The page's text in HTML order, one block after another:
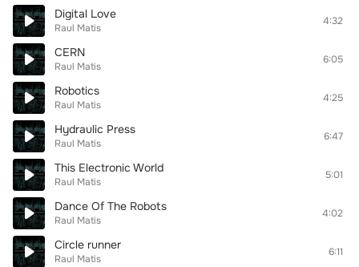
Digital Love
Raul Matis
4:32
CERN
Raul Matis
6:05
Robotics
Raul Matis
4:25
Hydraulic Press
Raul Matis
6:47
This Electronic World
Raul Matis
5:01
Dance Of The Robots
Raul Matis
4:02
Circle runner
Raul Matis
6:11